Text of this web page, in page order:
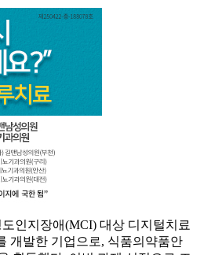
인지장애(MCI) 대상 디지털치료
개발한 기업으로, 식품의약품안